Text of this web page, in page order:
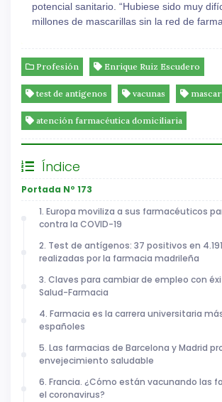
potencial sanitario. “Hubiese sido muy
millones de mascarillas sin la red de
Profesión Enrique Ruiz Escudero
test de antígenos vacunas
atención farmacéutica domiciliaria
Índice
Portada Nº 173
1. Europa moviliza a sus farmacéuticos
contra la COVID-19
2. Test de antígenos: 37 positivos en
realizadas por la farmacia madrileña
3. Claves para cambiar de empleo con
Salud-Farmacia
4. Farmacia es la carrera universitaria
españoles
5. Las farmacias de Barcelona y Madrid
envejecimiento saludable
6. Francia. ¿Cómo están vacunando las
el coronavirus?